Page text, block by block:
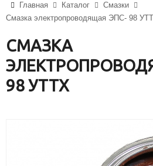
+375 (29) 710-23-43
+375 (33) 315-03-03
aysberg-sales@yandex.by
Главная Каталог
Смазки
Смазка электропроводящая ЭПС- 98
СМАЗКА
98 УТТХ